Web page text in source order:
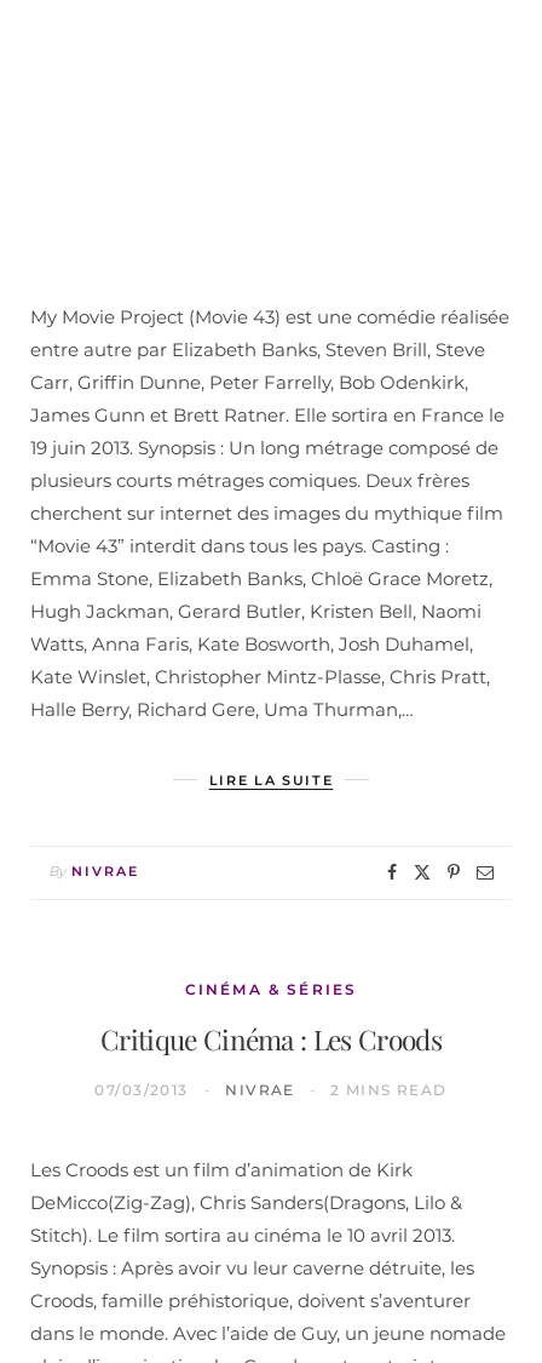
My Movie Project (Movie 43) est une comédie réalisée
entre autre par Elizabeth Banks, Steven Brill, Steve
Carr, Griffin Dunne, Peter Farrelly, Bob Odenkirk,
James Gunn et Brett Ratner. Elle sortira en France le
19 juin 2013. Synopsis : Un long métrage composé de
plusieurs courts métrages comiques. Deux frères
cherchent sur internet des images du mythique film
“Movie 43” interdit dans tous les pays. Casting :
Emma Stone, Elizabeth Banks, Chloë Grace Moretz,
Hugh Jackman, Gerard Butler, Kristen Bell, Naomi
Watts, Anna Faris, Kate Bosworth, Josh Duhamel,
Kate Winslet, Christopher Mintz-Plasse, Chris Pratt,
Halle Berry, Richard Gere, Uma Thurman,…
LIRE LA SUITE
By NIVRAE
CINÉMA & SÉRIES
Critique Cinéma : Les Croods
07/03/2013 NIVRAE 2 MINS READ
Les Croods est un film d’animation de Kirk
DeMicco(Zig-Zag), Chris Sanders(Dragons, Lilo &
Stitch). Le film sortira au cinéma le 10 avril 2013.
Synopsis : Après avoir vu leur caverne détruite, les
Croods, famille préhistorique, doivent s’aventurer
dans le monde. Avec l’aide de Guy, un jeune nomade